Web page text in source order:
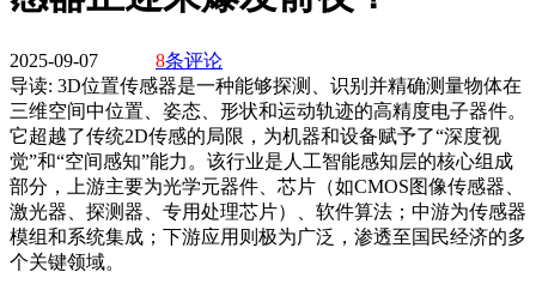
2025-09-07 8条评论
导读: 3D位置传感器是一种能够探测、识别并精确测量物体在
三维空间中位置、姿态、形状和运动轨迹的高精度电子器件。
它超越了传统2D传感的局限，为机器和设备赋予了“深度视
觉”和“空间感知”能力。该行业是人工智能感知层的核心组成
部分，上游主要为光学元器件、芯片（如CMOS图像传感器、
激光器、探测器、专用处理芯片）、软件算法；中游为传感器
模组和系统集成；下游应用则极为广泛，渗透至国民经济的多
个关键领域。